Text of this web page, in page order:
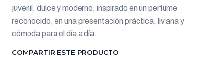
juvenil, dulce y moderno, inspirado en un perfume
reconocido, en una presentación práctica, liviana y
cómoda para el día a día.
COMPARTIR ESTE PRODUCTO